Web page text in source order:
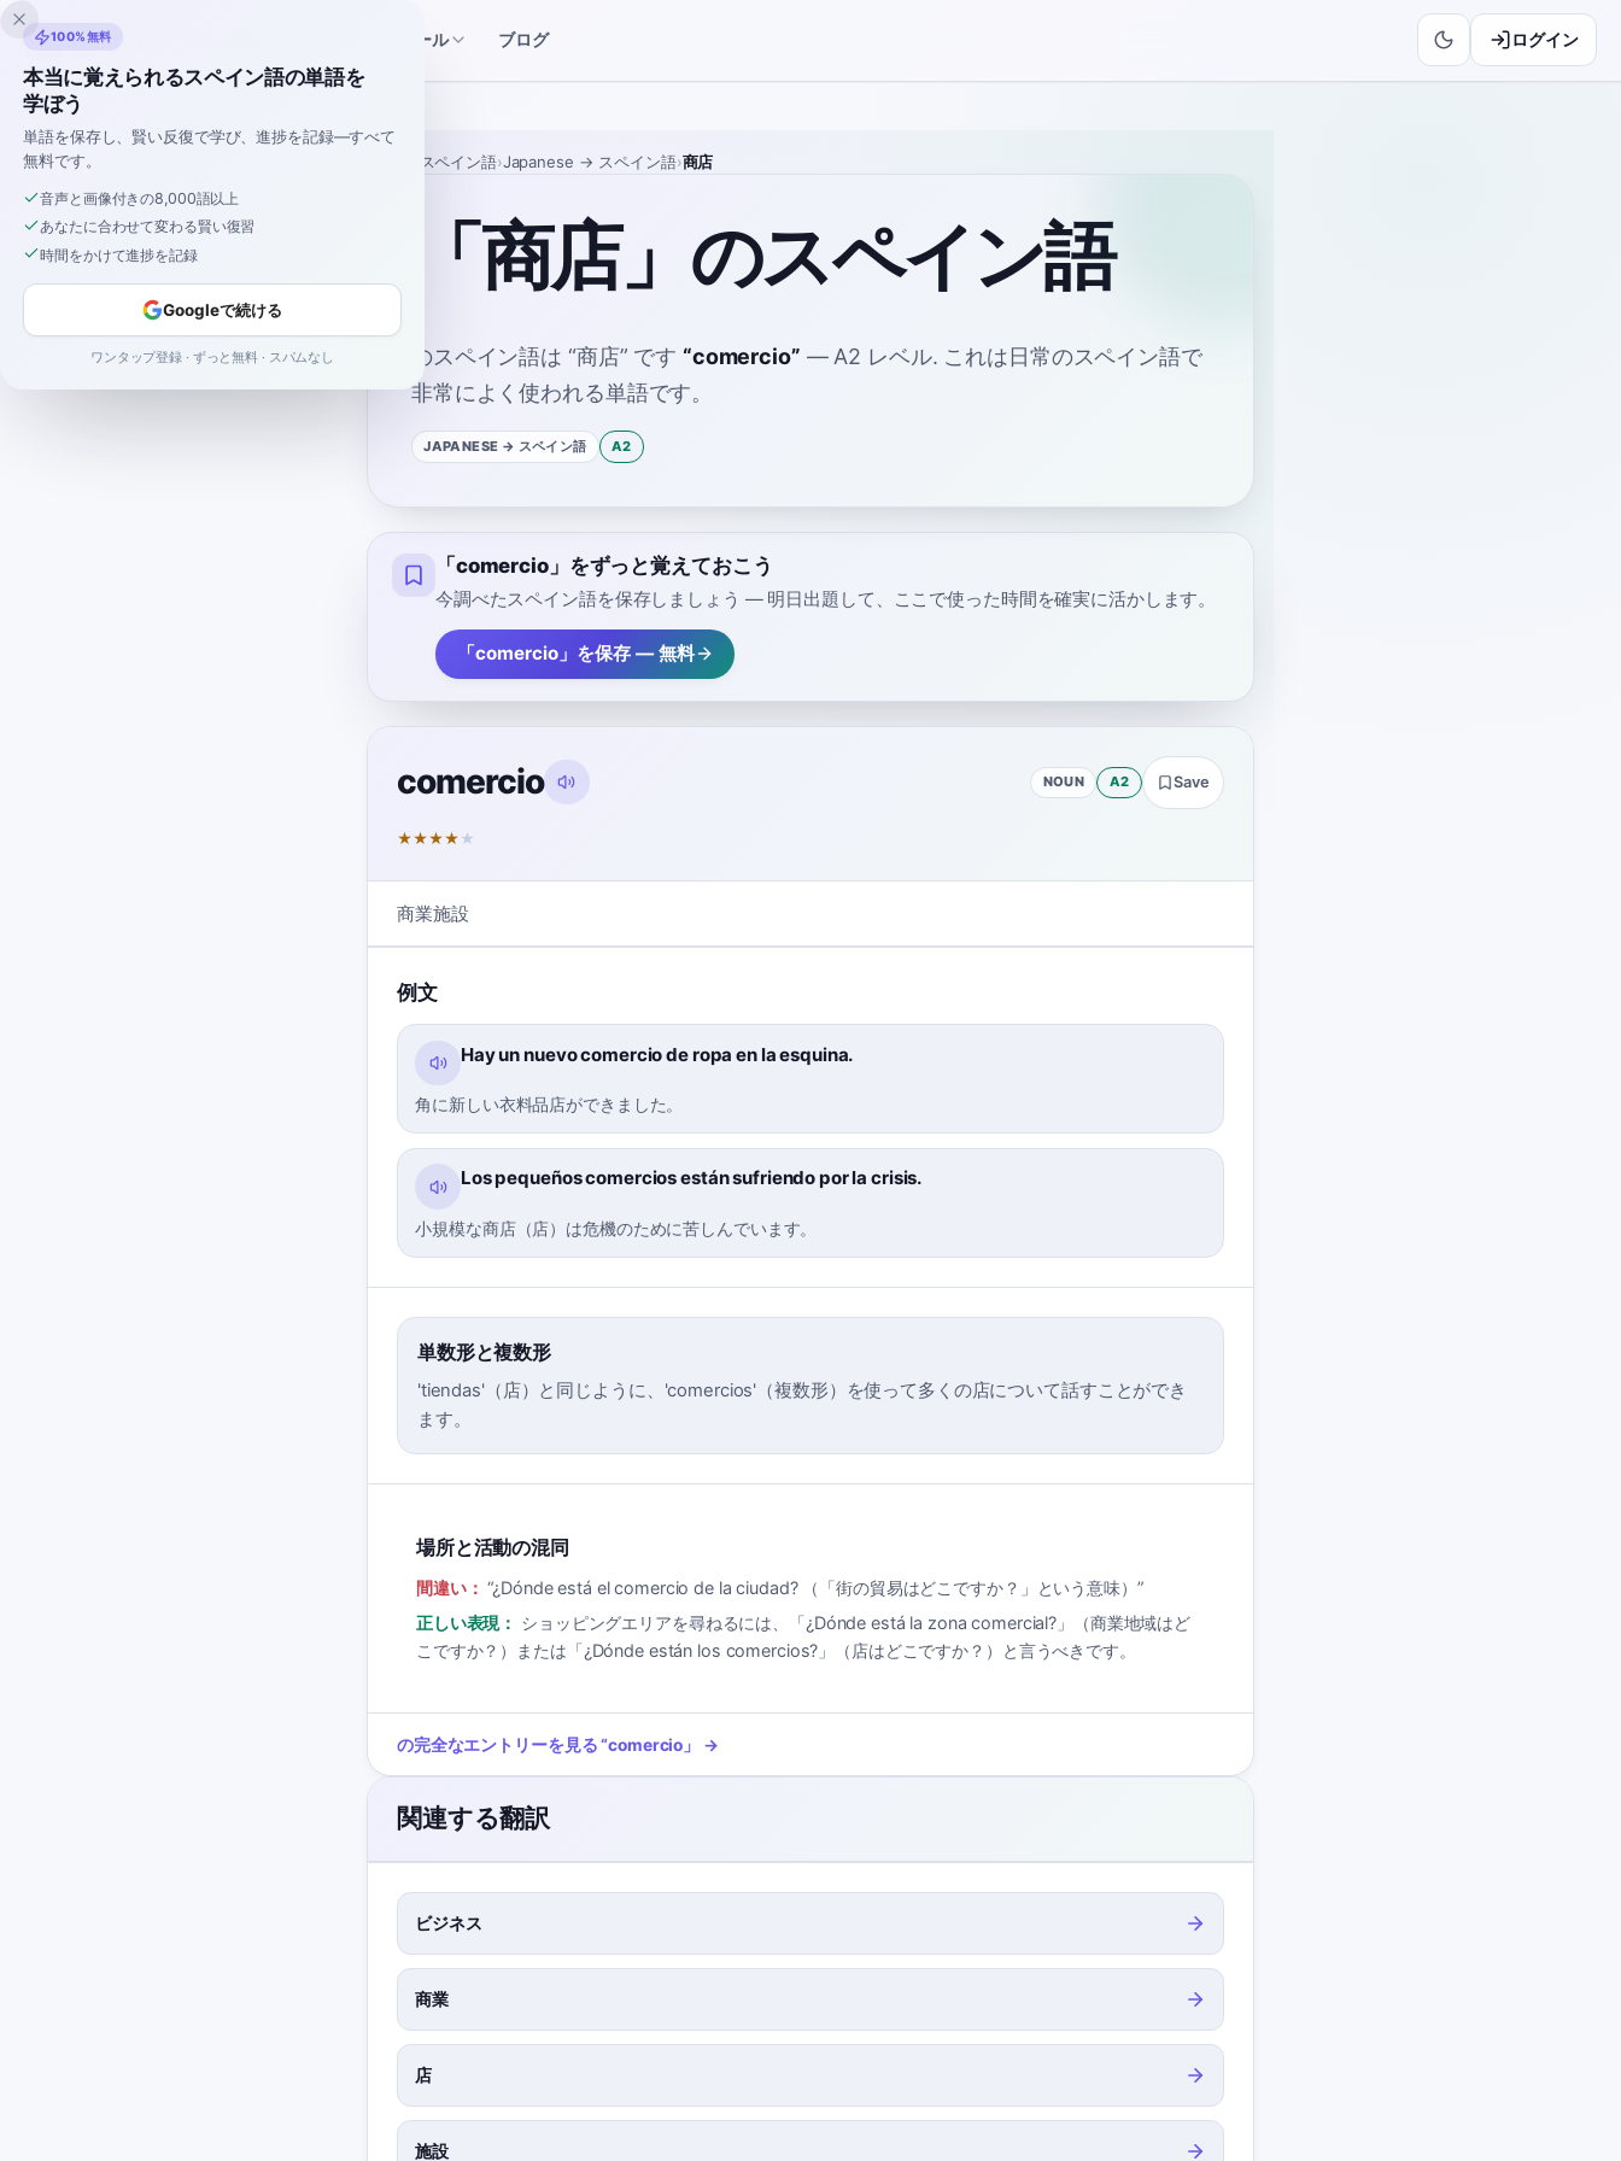
Inklingo スペイン語ツール ブログ ログイン
スペイン語›Japanese → スペイン語›商店
「商店」のスペイン語
のスペイン語は “商店” です “comercio” —A2 レベル. これは日常のスペイン語で
非常によく使われる単語です。
JAPANESE → スペイン語 A2
「comercio」をずっと覚えておこう
今調べたスペイン語を保存しましょう — 明日出題して、ここで使った時間を確実に活かします。
「comercio」を保存 — 無料
comercio NOUN A2 Save
★★★★ ★
商業施設
例文
Hay un nuevo comercio de ropa en la esquina.
角に新しい衣料品店ができました。
Los pequeños comercios están sufriendo por la crisis.
小規模な商店（店）は危機のために苦しんでいます。
単数形と複数形
'tiendas'（店）と同じように、'comercios'（複数形）を使って多くの店について話すことができ
ます。
場所と活動の混同
間違い： “¿Dónde está el comercio de la ciudad? （「街の貿易はどこですか？」という意味） ”
正しい表現： ショッピングエリアを尋ねるには、「¿Dónde está la zona comercial?」（商業地域はど
こですか？）または「¿Dónde están los comercios?」（店はどこですか？）と言うべきです。
の完全なエントリーを見る“comercio 」 →
関連する翻訳
ビジネス
商業
店
施設
100%無料
本当に覚えられるスペイン語の単語を
学ぼう
単語を保存し、賢い反復で学び、進捗を記録—すべて
無料です。
音声と画像付きの8,000語以上
あなたに合わせて変わる賢い復習
時間をかけて進捗を記録
Googleで続ける
ワンタップ登録 · ずっと無料 · スパムなし